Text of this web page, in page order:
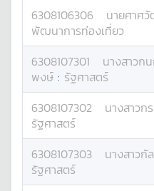
6308106306 นายศาศวั
พัฒนาการท่องเที่ยว
6308107301 นางสาวก
พงษ์ : รัฐศาสตร์
6308107302 นางสาวก
รัฐศาสตร์
6308107303 นางสาวกั
รัฐศาสตร์